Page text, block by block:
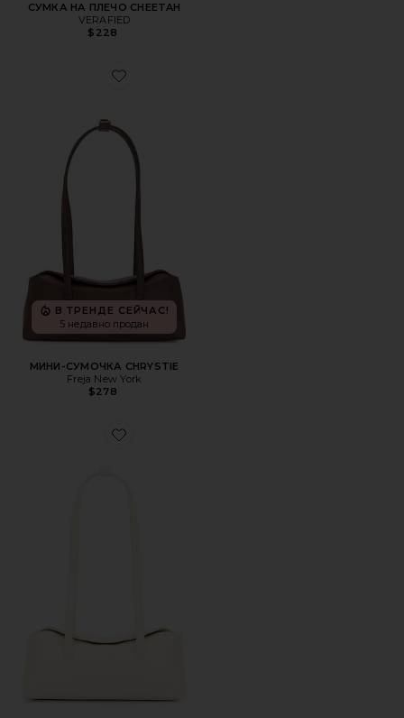
СУМКА НА ПЛЕЧО CHEETAH
VERAFIED
$228
Favorite МИНИ-СУМОЧКА CHRYSTIE
В ТРЕНДЕ СЕЙЧАС!
5 недавно продан
МИНИ-СУМОЧКА CHRYSTIE
Freja New York
$278
Favorite СУМКА НА ПЛЕЧО CHRYSTIE